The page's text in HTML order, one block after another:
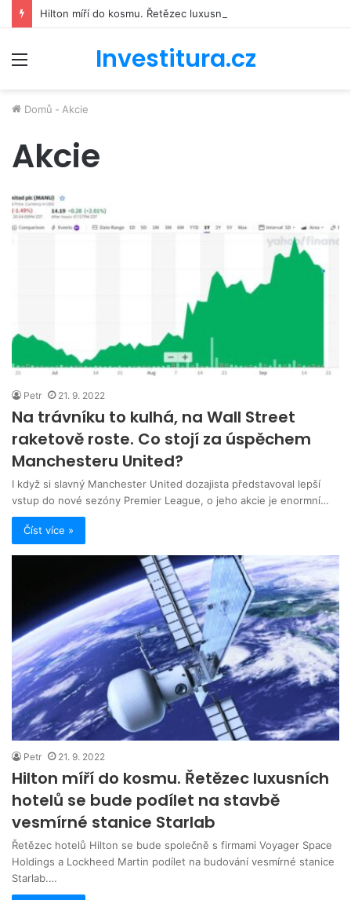
Investitura.cz
Domů - Akcie
Akcie
Petr 21. 9. 2022
Na trávníku to kulhá, na Wall Street
raketově roste. Co stojí za úspěchem
Manchesteru United?
I když si slavný Manchester United dozajista představoval lepší
vstup do nové sezóny Premier League, o jeho akcie je enormní…
Číst více »
Petr 21. 9. 2022
Hilton míří do kosmu. Řetězec luxusních
hotelů se bude podílet na stavbě
vesmírné stanice Starlab
Řetězec hotelů Hilton se bude společně s firmami Voyager Space
Holdings a Lockheed Martin podílet na budování vesmírné stanice
Starlab.…